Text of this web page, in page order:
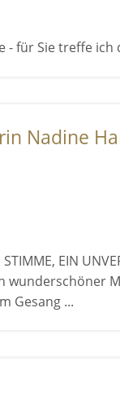
- für Sie treffe
Nadine
EIN
wunderschöner
Gesang ...